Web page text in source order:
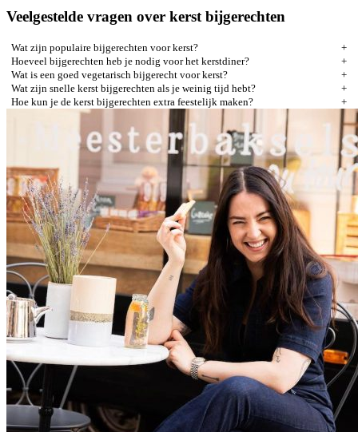
Veelgestelde vragen over kerst bijgerechten
Wat zijn populaire bijgerechten voor kerst?
Hoeveel bijgerechten heb je nodig voor het kerstdiner?
Wat is een goed vegetarisch bijgerecht voor kerst?
Wat zijn snelle kerst bijgerechten als je weinig tijd hebt?
Hoe kun je de kerst bijgerechten extra feestelijk maken?